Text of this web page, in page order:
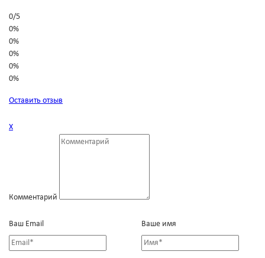
0/5
0%
0%
0%
0%
0%
Оставить отзыв
Х
Комментарий
Ваш Email Ваше имя